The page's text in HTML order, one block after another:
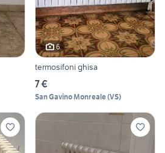
6
termosifoni ghisa
7 €
San Gavino Monreale(VS)